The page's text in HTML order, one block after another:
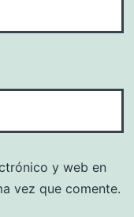
y web en
vez que comente.